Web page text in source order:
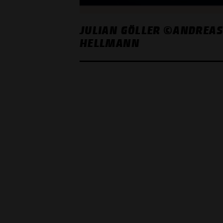
JULIAN GÖLLER ©ANDREAS
HELLMANN